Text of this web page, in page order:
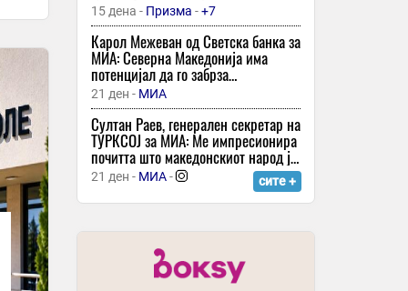
Американците се креваат против
дата центрите -но малку од нив
навистина се градат
28 минути - Мотика
Ева Лонгорија во минијатурно
бикини направи хаос: Нејзиното тело
предизвикува главоболка
28 минути -Вистина
Мета осудена да плати 567 милиони
долари за штети врз менталното
ја обжали одлуката
УЕФА останува на ставот - бојкот на
натпреварувањата под „капата“ на
15 дена - Призма -+7
Карол Межеван од Светска банка за
МИА: Северна Македонија има
потенцијал да го забрза
економскиот раст, потребни се
структурни реформи
21 ден - МИА
Султан Раев, генерален секретар на
ТУРКСОЈ за МИА: Ме импресионира
почитта што македонскиот народ ја
покажува кон својата историја
21 ден - МИА - сите +